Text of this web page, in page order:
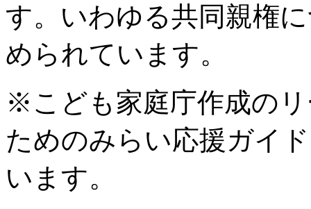
す。いわゆる共同親権
められています。
※こども家庭庁作成の
ためのみらい応援ガイ
います。